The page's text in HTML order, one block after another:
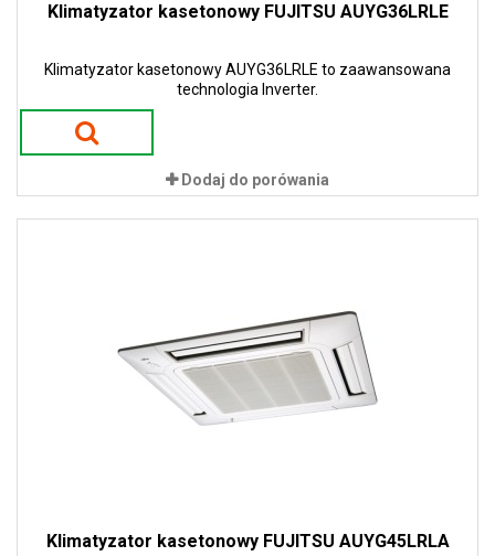
Klimatyzator kasetonowy FUJITSU AUYG36LRLE
Klimatyzator kasetonowy AUYG36LRLE to zaawansowana
technologia Inverter.
Dodaj do porówania
Klimatyzator kasetonowy FUJITSU AUYG45LRLA